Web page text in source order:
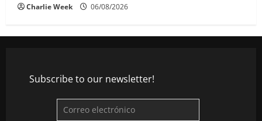
Charlie Week 06/08/2026
Subscribe to our newsletter!